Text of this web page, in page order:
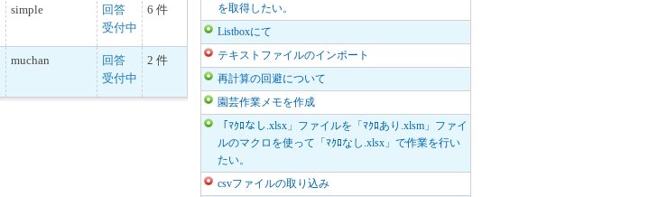
simple
回答
受付中
6 件
muchan
回答
受付中
2 件
を取得したい。
Listboxにて
テキストファイルのインポート
再計算の回避について
園芸作業メモを作成
「ﾏｸﾛなし.xlsx」ファイルを「ﾏｸﾛあり.xlsm」ファイ
ルのマクロを使って「ﾏｸﾛなし.xlsx」で作業を行い
たい。
csvファイルの取り込み